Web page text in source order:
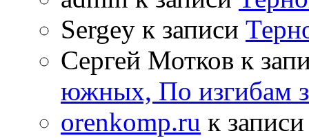
Sergey к записи
Сергей Мотков к
южных, По изгибам
orenkomp.ru к